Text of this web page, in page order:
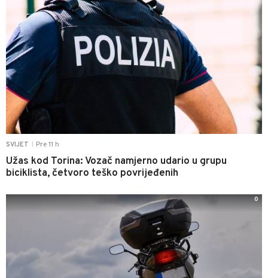
SVIJET Pre 11 h
Užas kod Torina: Vozač namjerno udario u grupu
biciklista, četvoro teško povrijeđenih
0